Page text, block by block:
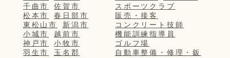
千曲市
佐賀市
松本市
春日部市
東松山市
新潟市
小城市
越前市
神戸市
小牧市
羽生市
玉名郡
スポーツクラブ
販売・接客
コンクリート技師
機能訓練指導員
ゴルフ場
自動車整備・修理・鈑